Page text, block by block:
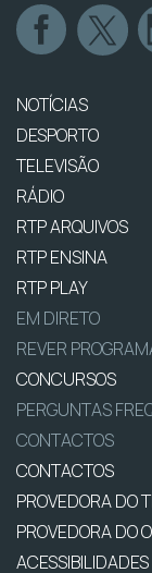
NOTÍCIAS
DESPORTO
TELEVISÃO
RÁDIO
RTP ARQUIVOS
RTP ENSINA
RTP PLAY
EM DIRETO
REVER
CONCURSOS
PERGUNTAS
CONTACTOS
CONTACTOS
PROVEDORA DO
PROVEDORA DO
ACESSIBILIDADES